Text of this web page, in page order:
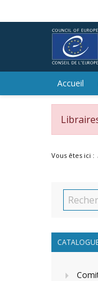
Accueil
Vous êtes ici :